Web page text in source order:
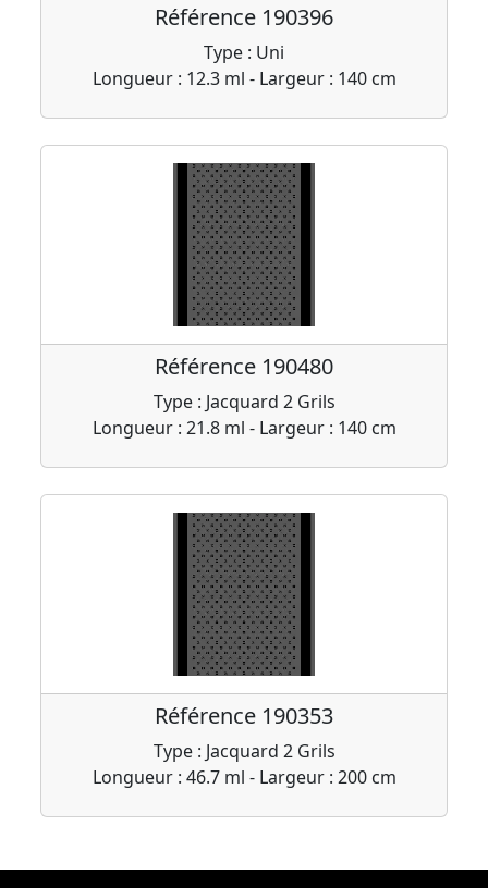
Référence 190396
Type : Uni
Longueur : 12.3 ml - Largeur : 140 cm
Référence 190480
Type : Jacquard 2 Grils
Longueur : 21.8 ml - Largeur : 140 cm
Référence 190353
Type : Jacquard 2 Grils
Longueur : 46.7 ml - Largeur : 200 cm